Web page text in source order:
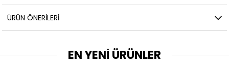
ÜRÜN ÖNERILERI
EN YENİ ÜRÜNLER